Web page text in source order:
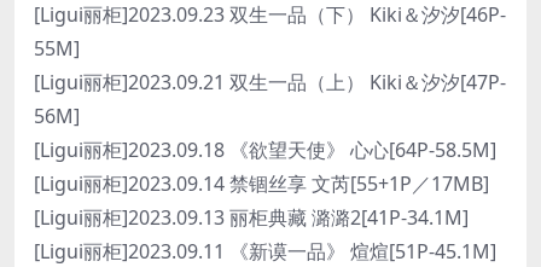
[Ligui丽柜]2023.09.23 双生一品（下） Kiki＆汐汐[46P-
55M]
[Ligui丽柜]2023.09.21 双生一品（上） Kiki＆汐汐[47P-
56M]
[Ligui丽柜]2023.09.18 《欲望天使》 心心[64P-58.5M]
[Ligui丽柜]2023.09.14 禁锢丝享 文芮[55+1P／17MB]
[Ligui丽柜]2023.09.13 丽柜典藏 潞潞2[41P-34.1M]
[Ligui丽柜]2023.09.11 《新谟一品》 煊煊[51P-45.1M]